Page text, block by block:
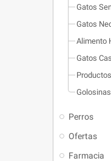
Gatos
Gatos
Alimento
Gatos
Perros
Ofertas
Farmacia